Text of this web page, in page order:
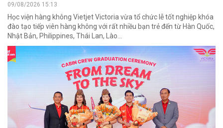
09/08/2026 15:13
Học viện hàng không Vietjet Victoria vừa tổ chức lễ tốt nghiệp khóa
đào tạo tiếp viên hàng không với rất nhiều bạn trẻ đến từ Hàn Quốc,
Nhật Bản, Philippines, Thái Lan, Lào…